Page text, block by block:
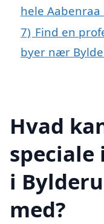
hele
7) Find en
byer nær
Hvad
i
med?